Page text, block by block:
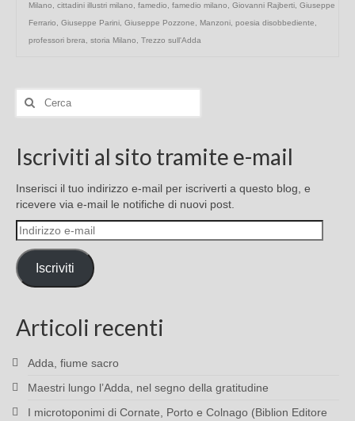
Milano
cittadini illustri milano famedio famedio milano Giovanni Rajberti Giuseppe
Ferrario
Giuseppe Parini Giuseppe Pozzone Manzoni poesia disobbediente
professori brera
storia Milano Trezzo sull'Adda
Cerca:
Iscriviti al sito tramite e-mail
Inserisci il tuo indirizzo e-mail per iscriverti a questo blog, e
ricevere via e-mail le notifiche di nuovi post.
Indirizzo
e-
mail
Iscriviti
Articoli recenti
Adda, fiume sacro
Maestri lungo l’Adda, nel segno della gratitudine
I microtoponimi di Cornate, Porto e Colnago (Biblion Editore